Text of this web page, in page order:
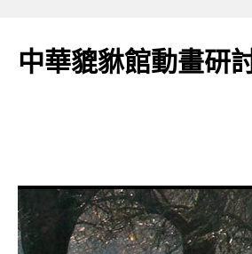
主
中華貔貅館動畫研